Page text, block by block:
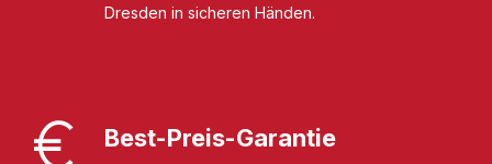
Dresden in sicheren Händen.
Best-Preis-Garantie